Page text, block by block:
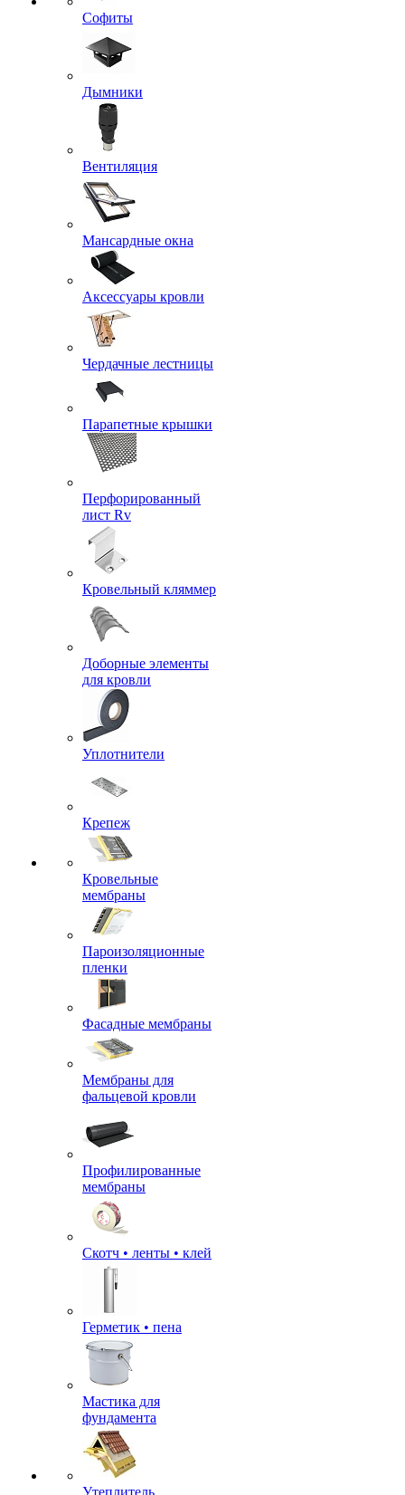
Софиты
Дымники
Вентиляция
Мансардные окна
Аксессуары кровли
Чердачные лестницы
Парапетные крышки
Перфорированный
лист Rv
Кровельный кляммер
Доборные элементы
для кровли
Уплотнители
Крепеж
Кровельные
мембраны
Пароизоляционные
пленки
Фасадные мембраны
Мембраны для
фальцевой кровли
Профилированные
мембраны
Скотч • ленты • клей
Герметик • пена
Мастика для
фундамента
Утеплитель